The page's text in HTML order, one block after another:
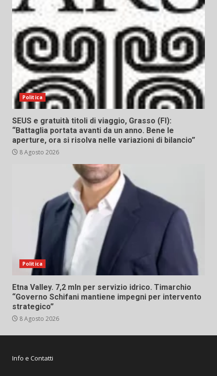
Politica
SEUS e gratuità titoli di viaggio, Grasso (FI):
“Battaglia portata avanti da un anno. Bene le
aperture, ora si risolva nelle variazioni di bilancio”
8 Agosto 2026
Politica
Etna Valley. 7,2 mln per servizio idrico. Timarchio
“Governo Schifani mantiene impegni per intervento
strategico”
8 Agosto 2026
Info e Contatti